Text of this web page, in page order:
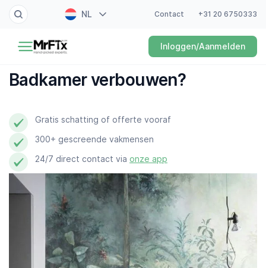
NL
ES
Contact +31 20 6750333
Inloggen/Aanmelden
Schilder
Elektricien
Loodgieter
Slotenmaker
Witgoedmonteur
Hovenier
Schoonmaker
Badkamer verbouwen?
Gratis schatting of offerte vooraf
300+ gescreende vakmensen
24/7 direct contact via onze app